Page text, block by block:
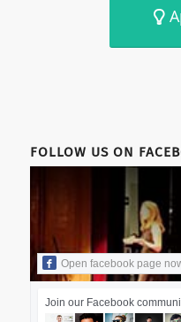
FOLLOW US ON
Open facebook page
Join our Facebook